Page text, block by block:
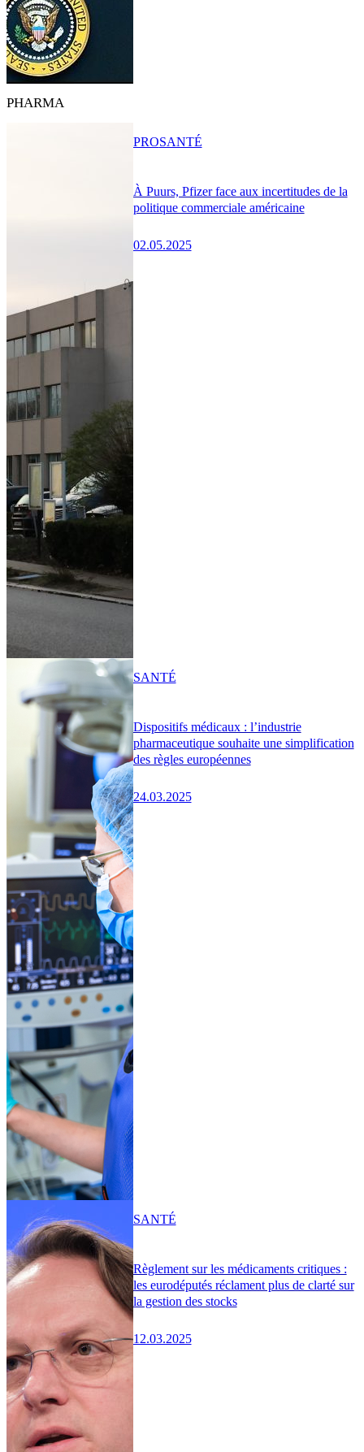
PHARMA
À Puurs, Pfizer face aux incertitudes de la
politique commerciale américaine
02.05.2025
PROSANTÉ
Dispositifs médicaux : l’industrie
pharmaceutique souhaite une simplification
des règles européennes
24.03.2025
SANTÉ
Règlement sur les médicaments critiques :
les eurodéputés réclament plus de clarté sur
la gestion des stocks
12.03.2025
SANTÉ